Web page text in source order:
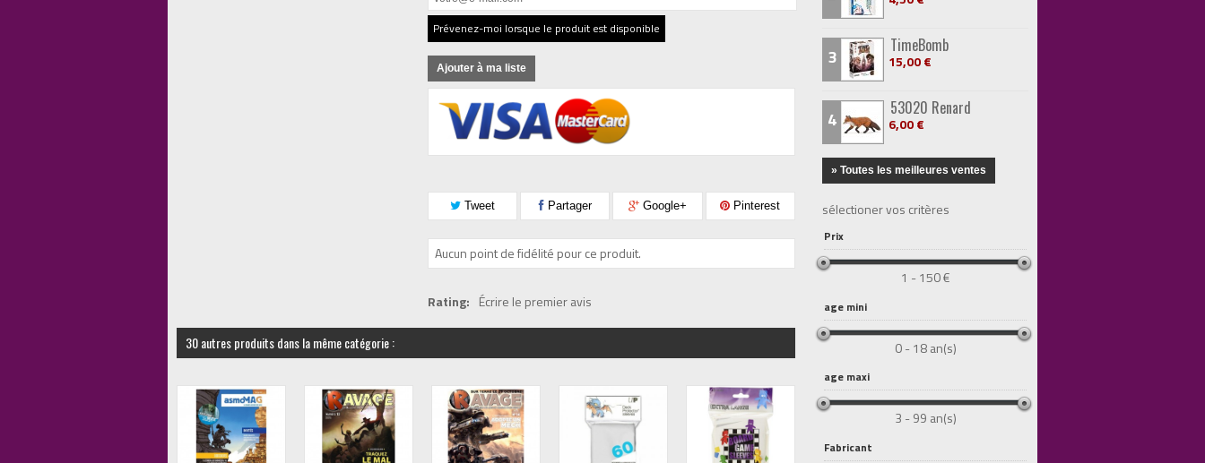
Prévenez-moi lorsque le produit est disponible
Ajouter à ma liste
Tweet Partager Google+ Pinterest
Aucun point de fidélité pour ce produit.
Rating: Écrire le premier avis
30 autres produits dans la même catégorie :
3 TimeBomb
15,00 €
4 53020 Renard
6,00 €
» Toutes les meilleures ventes
sélectioner vos critères
Prix
1 - 150 €
age mini
0 - 18 an(s)
age maxi
3 - 99 an(s)
Fabricant